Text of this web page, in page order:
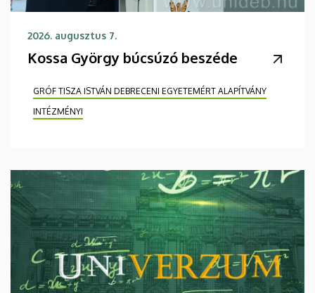
2026. augusztus 7.
Kossa György búcsúzó beszéde
GRÓF TISZA ISTVÁN DEBRECENI EGYETEMÉRT ALAPÍTVÁNY
INTÉZMÉNYI